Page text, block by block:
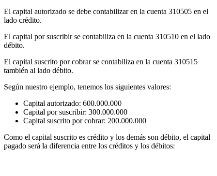
El capital autorizado se debe contabilizar en la cuenta 310505 en el
lado crédito.
El capital por suscribir se contabiliza en la cuenta 310510 en el lado
débito.
El capital suscrito por cobrar se contabiliza en la cuenta 310515
también al lado débito.
Según nuestro ejemplo, tenemos los siguientes valores:
Capital autorizado: 600.000.000
Capital por suscribir: 300.000.000
Capital suscrito por cobrar: 200.000.000
Como el capital suscrito es crédito y los demás son débito, el capital
pagado será la diferencia entre los créditos y los débitos: